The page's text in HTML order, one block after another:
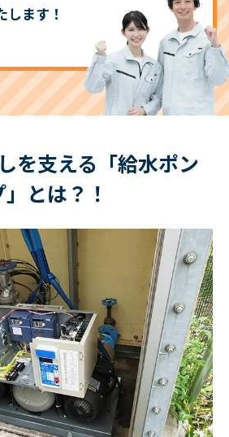
します！
を支える「給水ポン
」とは？！